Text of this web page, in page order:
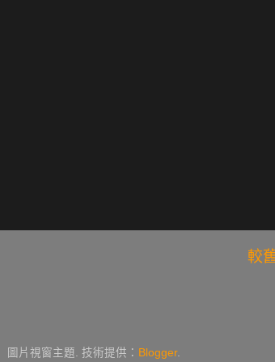
較
圖片視窗主題. 技術提供： Blogger.